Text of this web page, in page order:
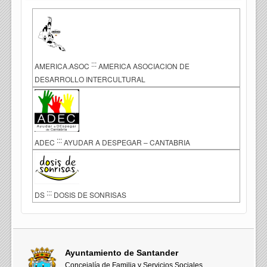
AMERICA.ASOC ::: AMERICA ASOCIACION DE
DESARROLLO INTERCULTURAL
ADEC ::: AYUDAR A DESPEGAR – CANTABRIA
DS ::: DOSIS DE SONRISAS
Ayuntamiento de Santander
Concejalía de Familia y Servicios Sociales